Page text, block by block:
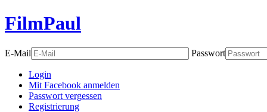
FilmPaul
E-Mail Passwort
Login
Mit Facebook anmelden
Passwort vergessen
Registrierung